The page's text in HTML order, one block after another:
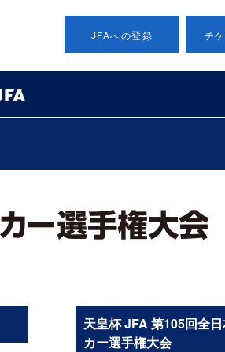
JFAへの登録 チ
天皇杯 JFA 第105回全
カー選手権大会